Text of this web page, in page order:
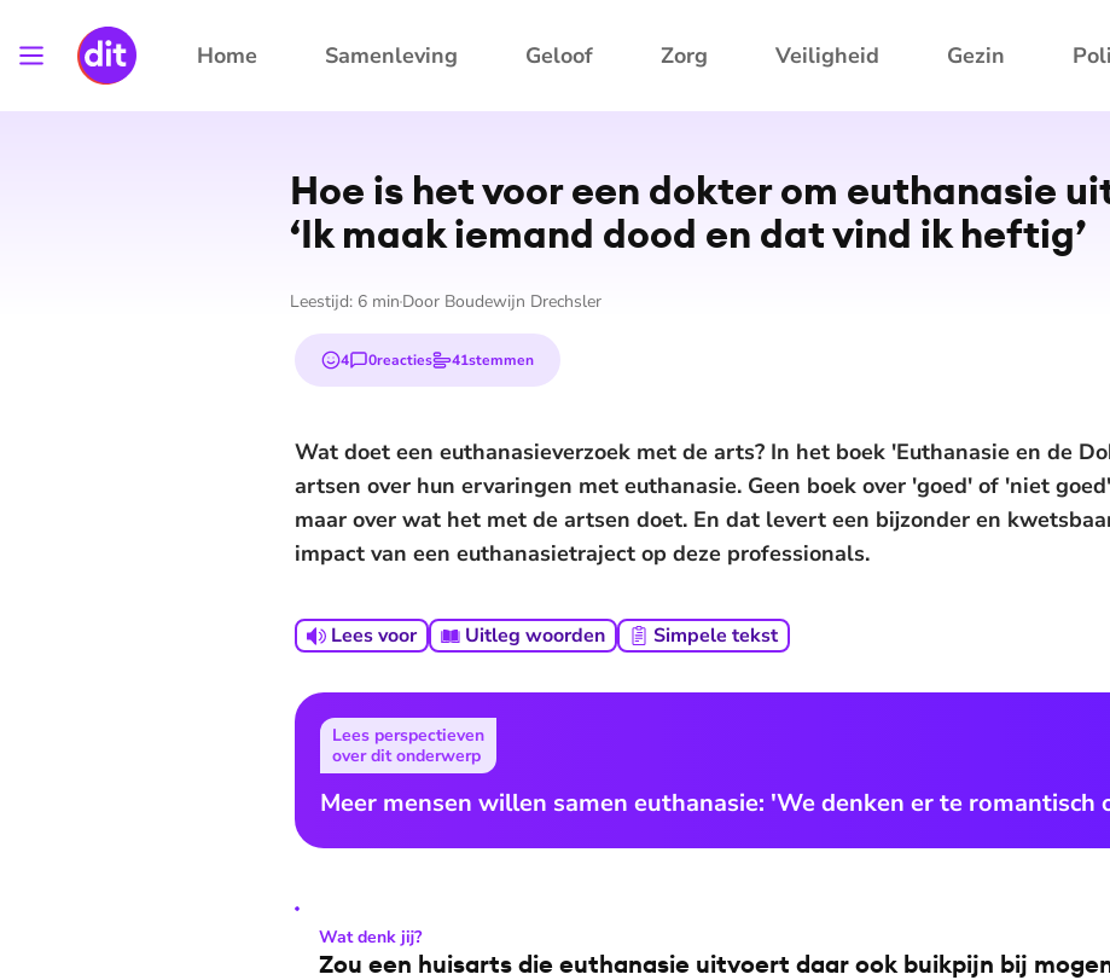
Home Samenleving Geloof Zorg Veiligheid Gezin
Hoe is het voor een dokter om euthanasie
‘Ik maak iemand dood en dat vind ik heftig’
Leestijd: 6 min Door Boudewijn Drechsler
4
emojis
0reacties 41stemmen
Wat doet een euthanasieverzoek met de arts? In het boek 'Euthanasie en de
artsen over hun ervaringen met euthanasie. Geen boek over 'goed' of 'niet
maar over wat het met de artsen doet. En dat levert een bijzonder en
impact van een euthanasietraject op deze professionals.
Lees voor Uitleg woorden Simpele tekst
Lees perspectieven
over dit onderwerp
Meer mensen willen samen euthanasie: 'We denken er te romantisch
Wat denk jij?
Zou een huisarts die euthanasie uitvoert daar ook buikpijn bij